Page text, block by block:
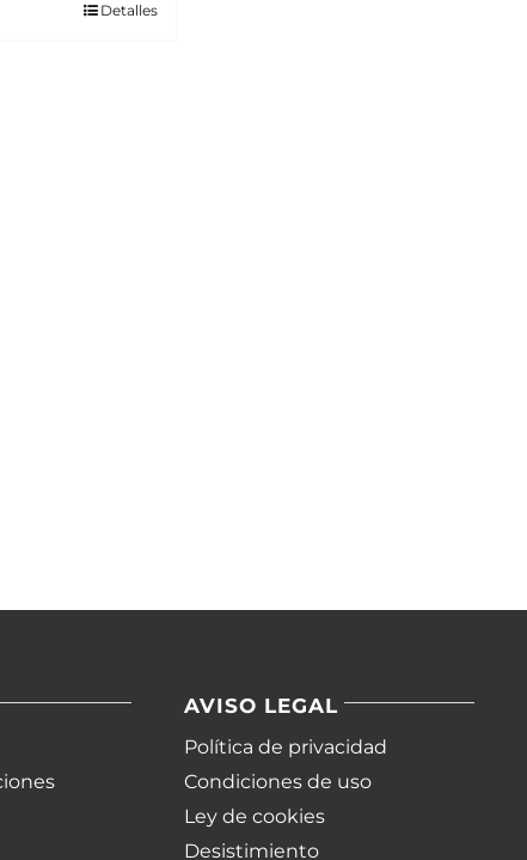
Detalles
AVISO LEGAL
Política de privacidad
Condiciones de uso
Ley de cookies
Desistimiento